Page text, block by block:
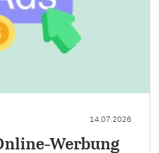
14.07.2026
Werbung